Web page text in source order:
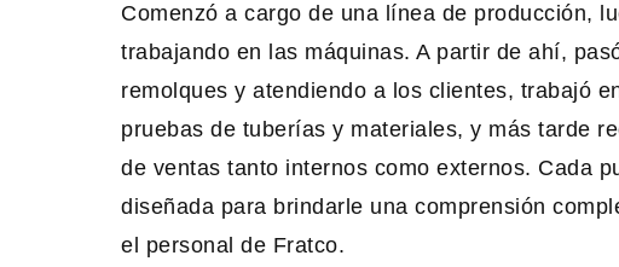
Comenzó a cargo de una línea de producción,
trabajando en las máquinas. A partir de ahí,
remolques y atendiendo a los clientes, trabajó
pruebas de tuberías y materiales, y más tarde
de ventas tanto internos como externos. Cada
diseñada para brindarle una comprensión
el personal de Fratco.